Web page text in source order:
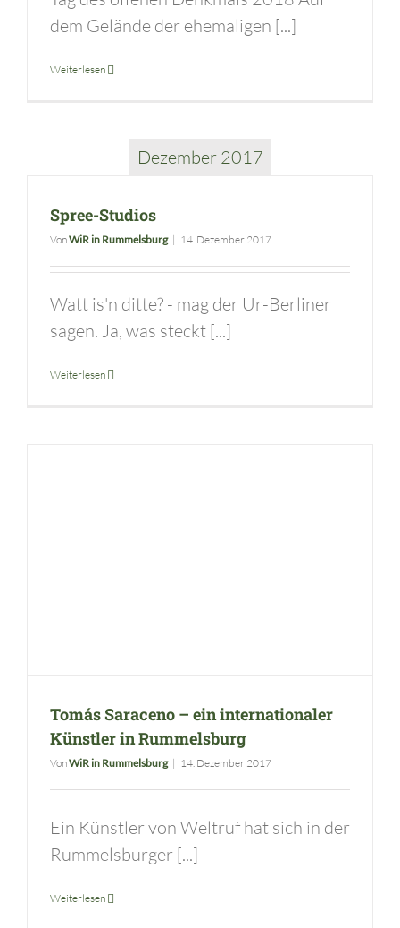
dem Gelände der ehemaligen [...]
Weiterlesen
Dezember 2017
Spree-Studios
VonWiR in Rummelsburg | 14. Dezember 2017
Watt is'n ditte? - mag der Ur-Berliner
sagen. Ja, was steckt [...]
Weiterlesen
Tomás Saraceno – ein internationaler
Künstler in Rummelsburg
VonWiR in Rummelsburg | 14. Dezember 2017
Ein Künstler von Weltruf hat sich in der
Rummelsburger [...]
Weiterlesen